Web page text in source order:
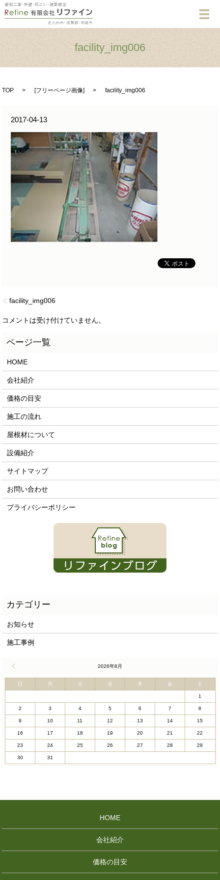
メ
facility_img006
TOP [フリーページ画像] facility_img006
2017-04-13
facility_img006
コメントは受け付けていません。
HOME
会社紹介
価格の目安
施工の流れ
屋根材について
設備紹介
サイトマップ
お問い合わせ
プライバシーポリシー
お知らせ
施工事例
2026年8月
日 月 火 水 木 金 土
1
2 3 4 5 6 7 8
9 10 11 12 13 14 15
16 17 18 19 20 21 22
23 24 25 26 27 28 29
30 31
HOME
会社紹介
価格の目安